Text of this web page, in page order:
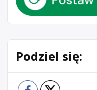
Podziel się: